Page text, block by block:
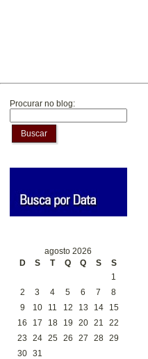
Procurar no blog:
Buscar
agosto 2026
D
S T Q Q S
S
1
2
3 4 5 6 7
8
9
10 11 12 13 14
15
16
17 18 19 20 21
22
23
24 25 26 27 28 29
30 31